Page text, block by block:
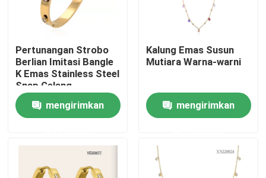
Tentang kita
Pertunangan Strobo
Berlian Imitasi Bangle
K Emas Stainless Steel
Snap Gelang
mengirimkan
Kalung Emas Susun
Mutiara Warna-warni
mengirimkan